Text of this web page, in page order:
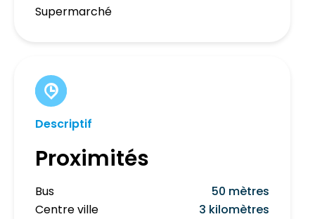
Supermarché
Descriptif
Proximités
Bus
50 mètres
Centre ville
3 kilomètres